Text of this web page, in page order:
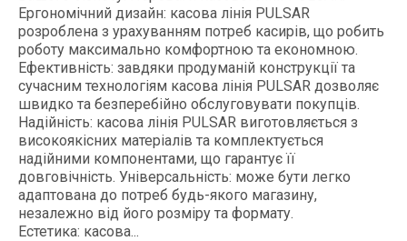
Ергономічний дизайн: касова лінія PULSAR
розроблена з урахуванням потреб касирів, що робить
роботу максимально комфортною та економною.
Ефективність: завдяки продуманій конструкції та
сучасним технологіям касова лінія PULSAR дозволяє
швидко та безперебійно обслуговувати покупців.
Надійність: касова лінія PULSAR виготовляється з
високоякісних матеріалів та комплектується
надійними компонентами, що гарантує її
довговічність. Універсальність: може бути легко
адаптована до потреб будь-якого магазину,
незалежно від його розміру та формату.
Естетика: касова...